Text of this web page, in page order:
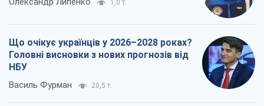
1,0 т.
Що очікує українців у 2026–2028 роках?
Головні висновки з нових прогнозів від
НБУ
Василь Фурман 20,5 т.